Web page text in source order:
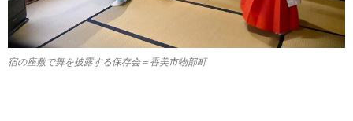
宿の座敷で舞を披露する保存会＝香美市物部町